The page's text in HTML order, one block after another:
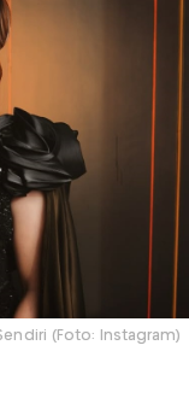
(Foto: Instagram)